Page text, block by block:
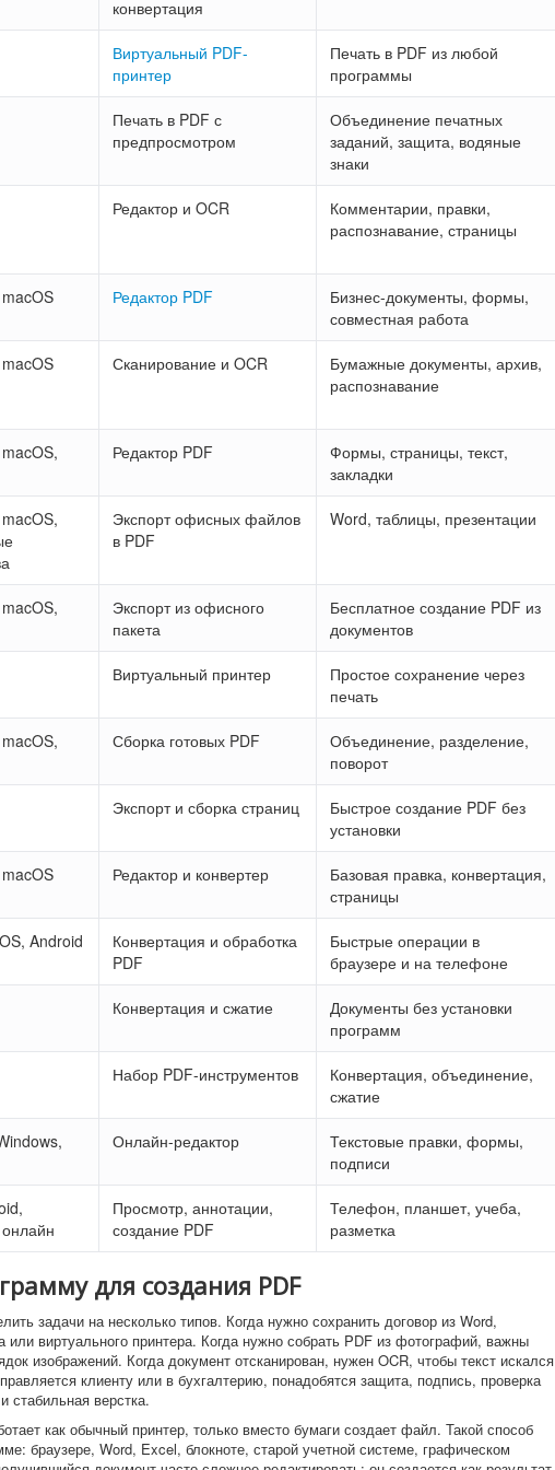
конвертация
Виртуальный PDF-
принтер
Печать в PDF из любой
программы
Печать в PDF с
предпросмотром
Объединение печатных
заданий, защита, водяные
знаки
Редактор и OCR
Комментарии, правки,
распознавание, страницы
Редактор PDF
Бизнес-документы, формы,
совместная работа
Сканирование и OCR
Бумажные документы, архив,
распознавание
Редактор PDF
Формы, страницы, текст,
закладки
Экспорт офисных файлов
в PDF
Word, таблицы, презентации
Экспорт из офисного
пакета
Бесплатное создание PDF из
документов
Виртуальный принтер
Простое сохранение через
печать
Сборка готовых PDF
Объединение, разделение,
поворот
Экспорт и сборка страниц
Быстрое создание PDF без
установки
Редактор и конвертер
Базовая правка, конвертация,
страницы
Android
Конвертация и обработка
PDF
Быстрые операции в
браузере и на телефоне
Конвертация и сжатие
Документы без установки
программ
Набор PDF-инструментов
Конвертация, объединение,
сжатие
Онлайн-редактор
Текстовые правки, формы,
подписи
Просмотр, аннотации,
создание PDF
Телефон, планшет, учеба,
разметка
для создания PDF
задачи на несколько типов. Когда нужно сохранить договор из Word,
или виртуального принтера. Когда нужно собрать PDF из фотографий, важны
изображений. Когда документ отсканирован, нужен OCR, чтобы текст искался
клиенту или в бухгалтерию, понадобятся защита, подпись, проверка
стабильная верстка.
как обычный принтер, только вместо бумаги создает файл. Такой способ
браузере, Word, Excel, блокноте, старой учетной системе, графическом